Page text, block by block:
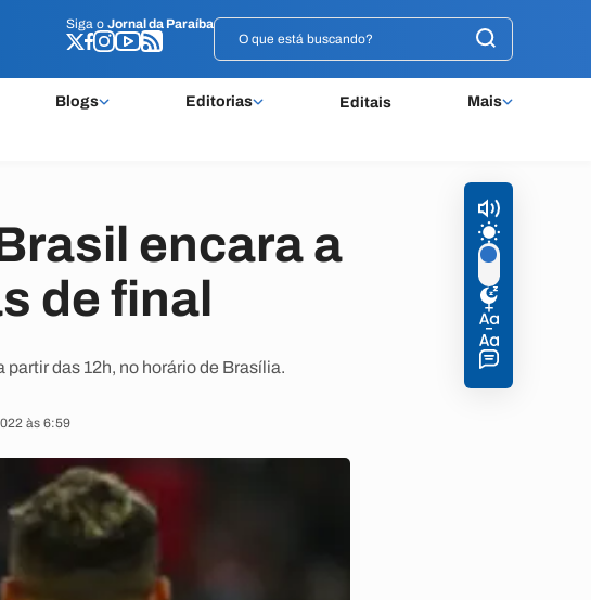
Siga o Jornal da Paraíba
Blogs Editorias Editais Mais
Siga o Jornal da Paraíba
encara a
de final
das 12h, no horário de Brasília.
às 6:59